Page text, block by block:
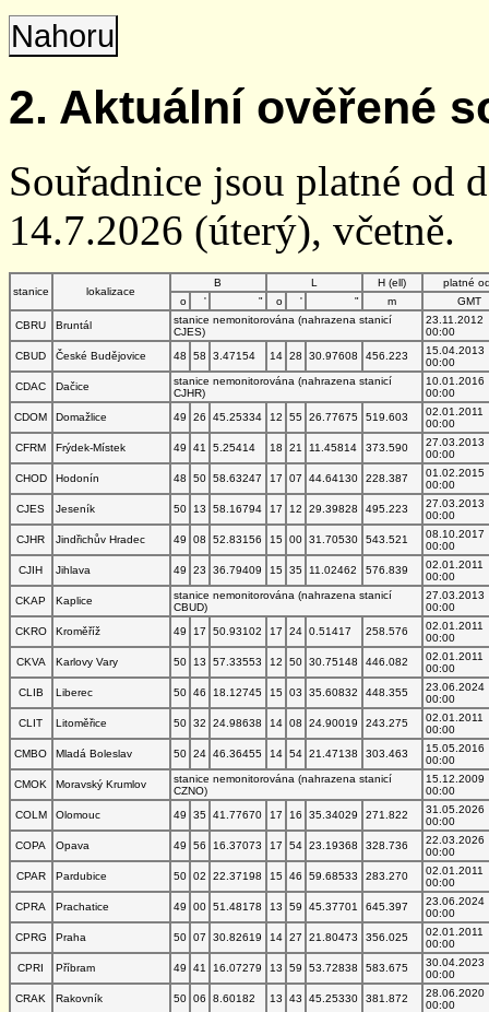
Nahoru
2. Aktuální ověřené
Souřadnice jsou platné od
14.7.2026 (úterý), včetně.
stanice lokalizace
B L H (ell)
platné
o
' " o ' " m
GMT
CBRU
Bruntál
stanice nemonitorována (nahrazena stanicí
CJES)
23.11.2012
00:00
CBUD
České Budějovice 48 58 3.47154 14 28 30.97608 456.223
15.04.2013
00:00
CDAC
Dačice
stanice nemonitorována (nahrazena stanicí
CJHR)
10.01.2016
00:00
CDOM
Domažlice 49 26 45.25334 12 55 26.77675 519.603
02.01.2011
00:00
CFRM
Frýdek-Místek 49 41 5.25414 18 21 11.45814 373.590
27.03.2013
00:00
CHOD
Hodonín 48 50 58.63247 17 07 44.64130 228.387
01.02.2015
00:00
CJES
Jeseník 50 13 58.16794 17 12 29.39828 495.223
27.03.2013
00:00
CJHR
Jindřichův Hradec 49 08 52.83156 15 00 31.70530 543.521
08.10.2017
00:00
CJIH
Jihlava 49 23 36.79409 15 35 11.02462 576.839
02.01.2011
00:00
CKAP
Kaplice
stanice nemonitorována (nahrazena stanicí
CBUD)
27.03.2013
00:00
CKRO
Kroměříž 49 17 50.93102 17 24 0.51417 258.576
02.01.2011
00:00
CKVA
Karlovy Vary 50 13 57.33553 12 50 30.75148 446.082
02.01.2011
00:00
CLIB
Liberec 50 46 18.12745 15 03 35.60832 448.355
23.06.2024
00:00
CLIT
Litoměřice 50 32 24.98638 14 08 24.90019 243.275
02.01.2011
00:00
CMBO
Mladá Boleslav 50 24 46.36455 14 54 21.47138 303.463
15.05.2016
00:00
CMOK
Moravský Krumlov
stanice nemonitorována (nahrazena stanicí
CZNO)
15.12.2009
00:00
COLM
Olomouc 49 35 41.77670 17 16 35.34029 271.822
31.05.2026
00:00
COPA
Opava 49 56 16.37073 17 54 23.19368 328.736
22.03.2026
00:00
CPAR
Pardubice 50 02 22.37198 15 46 59.68533 283.270
02.01.2011
00:00
CPRA
Prachatice 49 00 51.48178 13 59 45.37701 645.397
23.06.2024
00:00
CPRG
Praha 50 07 30.82619 14 27 21.80473 356.025
02.01.2011
00:00
CPRI
Příbram 49 41 16.07279 13 59 53.72838 583.675
30.04.2023
00:00
CRAK
Rakovník 50 06 8.60182 13 43 45.25330 381.872
28.06.2020
00:00